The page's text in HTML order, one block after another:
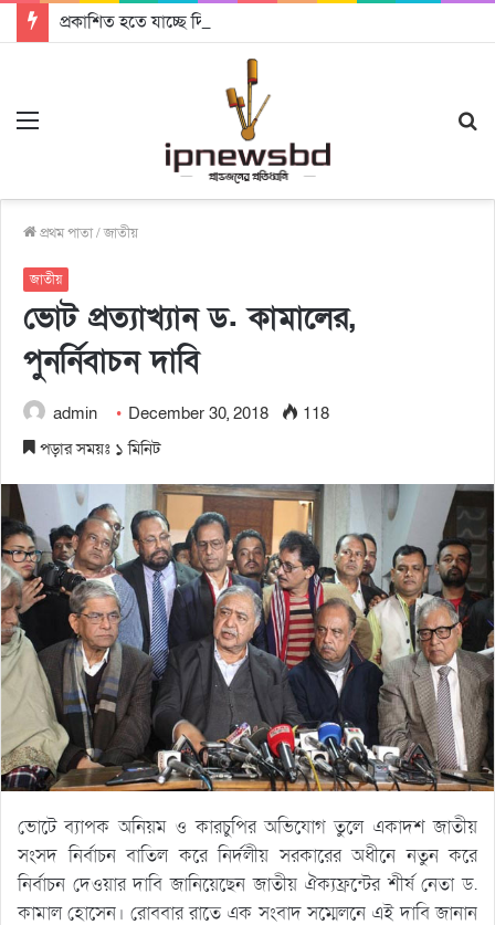
প্রকাশিত হতে যাচ্ছে দি রাবুগার নতুন গান ‘Baljanggi’
প্রথম পাতা/জাতীয়
জাতীয়
ভোট প্রত্যাখ্যান ড. কামালের,
পুনর্নিবাচন দাবি
admin December 30, 2018
118
পড়ার সময়ঃ ১ মিনিট
ভোটে ব্যাপক অনিয়ম ও কারচুপির অভিযোগ তুলে একাদশ জাতীয়
সংসদ নির্বাচন বাতিল করে নির্দলীয় সরকারের অধীনে নতুন করে
নির্বাচন দেওয়ার দাবি জানিয়েছেন জাতীয় ঐক্যফ্রন্টের শীর্ষ নেতা ড.
কামাল হোসেন। রোববার রাতে এক সংবাদ সম্মেলনে এই দাবি জানান